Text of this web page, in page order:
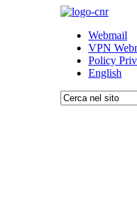
Webmail
VPN
Policy
English